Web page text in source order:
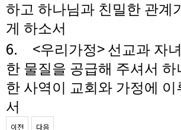
하고 하나님과 친밀한 관계
게 하소서
6. <우리가정> 선교과 자
한 물질을 공급해 주셔서 하
한 사역이 교회와 가정에 이
서
이전 다음